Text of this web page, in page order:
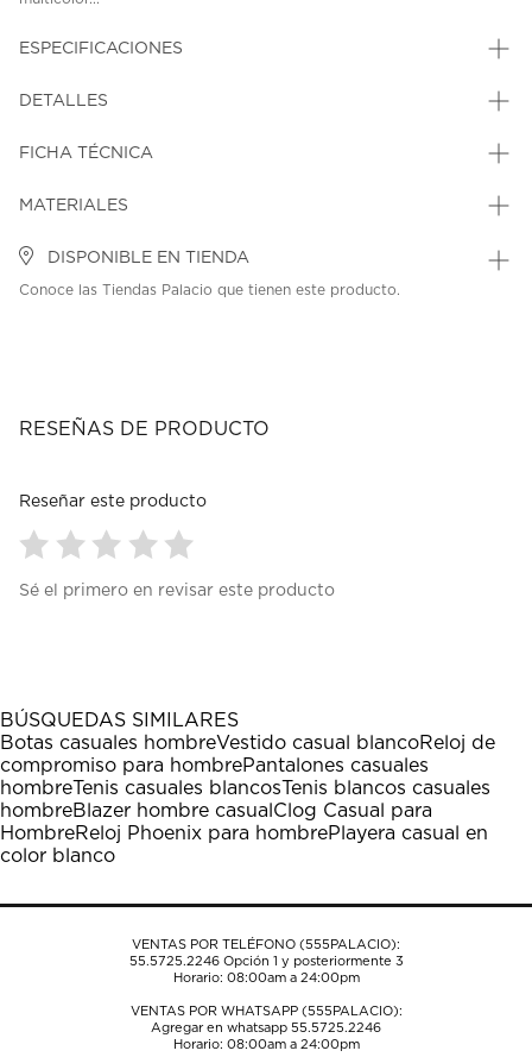
ESPECIFICACIONES
DETALLES
FICHA TÉCNICA
MATERIALES
DISPONIBLE EN TIENDA
Conoce las Tiendas Palacio que tienen este producto.
RESEÑAS DE PRODUCTO
Reseñar este producto
para
1
estrella
Esta
acción
abrirá
el
formulario
de
para
estrellas.
Esta
acción
abrirá
el
formulario
de
para
estrellas.
Esta
acción
abrirá
el
formulario
de
para
estrellas.
Esta
acción
abrirá
el
formulario
para
estrellas.
Esta
acción
abrirá
el
formulario
Sé el primero en revisar este producto
BÚSQUEDAS SIMILARES
Botas casuales hombreVestido casual blancoReloj de
compromiso para hombrePantalones casuales
hombreTenis casuales blancosTenis blancos casuales
hombreBlazer hombre casual Clog Casual para
HombreReloj Phoenix para hombrePlayera casual en
color blanco
VENTAS POR TELÉFONO (555PALACIO):
55.5725.2246Opción 1 y posteriormente 3
Horario: 08:00am a 24:00pm
VENTAS POR WHATSAPP (555PALACIO):
Agregar en whatsapp 55.5725.2246
Horario: 08:00am a 24:00pm